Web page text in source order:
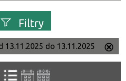
Filtry
13.11.2025 do 13.11.2025
ten